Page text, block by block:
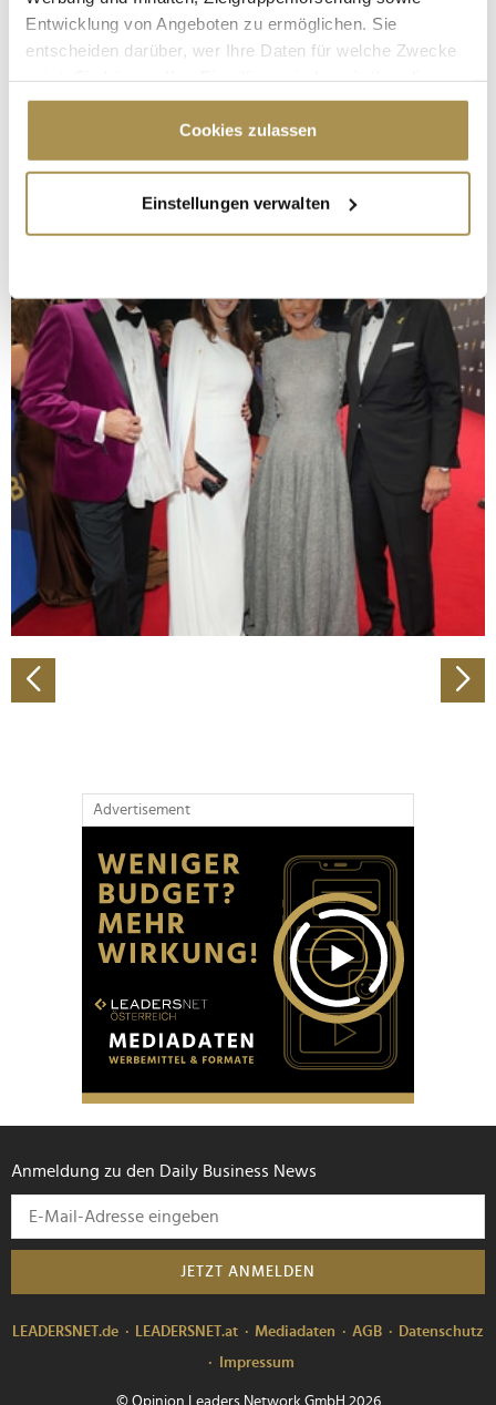
Entwicklung von Angeboten zu ermöglichen. Sie
entscheiden darüber, wer Ihre Daten für welche Zwecke
Cookie-Erklärung oder durch Klicken auf das Privacy
Trigger Symbol ändern oder widerrufen
Informationen über Ihre geografische Lage
erfassen, welche bis auf einige Meter genau sein
bestimmten Merkmalen (Fingerprinting) identifizieren
Erfahren Sie mehr darüber, wie Ihre persönlichen Daten
verarbeitet werden, und legen Sie Ihre Präferenzen im
Abschnitt Einzelheiten
fest.
Wir verwenden Cookies, um Inhalte und Anzeigen zu
personalisieren, Funktionen für soziale Medien anbieten
zu können und die Zugriffe auf unsere Website zu
analysieren. Außerdem geben wir Informationen zu Ihrer
Verwendung unserer Website an unsere Partner für
soziale Medien, Werbung und Analysen weiter. Unsere
Partner führen diese Informationen möglicherweise mit
haben oder die sie im Rahmen Ihrer Nutzung der Dienste
gesammelt haben.
Cookies zulassen
Einstellungen verwalten
Advertisement
Anmeldung zu den Daily Business News
JETZT ANMELDEN
LEADERSNET.de LEADERSNET.at Mediadaten AGB
Datenschutz
Impressum